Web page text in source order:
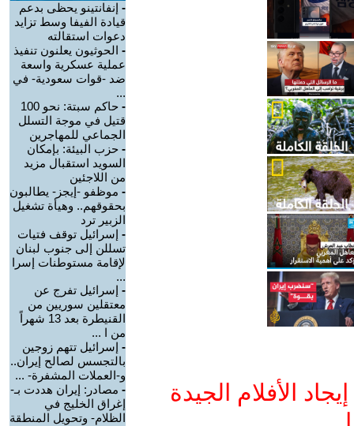
الأفلام الجيدة
- إنفانتينو يحظى بدعم
قيادة الفيفا وسط تزايد
دعوات استقالته
- الحوثيون يعلنون تنفيذ
عملية عسكرية واسعة
ضد -قوات سعودية- في
...
-
حاكم سبتة: نحو 100
قتيل في موجة التسلل
الجماعي للمهاجرين
- حزب البيئة: بإمكان
السويد استقبال مزيد
من اللاجئين
- موظفو -إيجز- يطالبون
بحقوقهم.. وهيأة تشغيل
الزبير ترد
- إسرائيل توقف فتيات
تسللن إلى جنوب لبنان
لإقامة مستوطنات إسرا
...
- إسرائيل تفرج عن
معتقلين سوريين من
القنيطرة بعد 13 شهراً
من ا ...
- إسرائيل تتهم زوجين
بالتجسس لصالح إيران..
و-العملات المشفرة- ...
- مصادر: إيران هددت بـ-
إغراق الخليج في
الظلام- وتحويل المنطقة